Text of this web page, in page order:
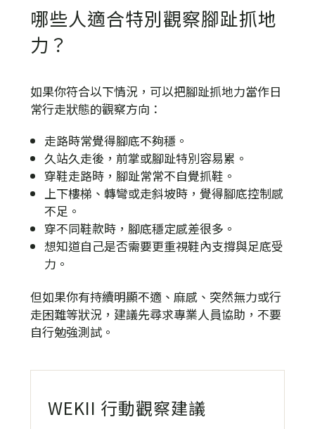
哪些人適合特別觀察腳趾抓地
力？
如果你符合以下情況，可以把腳趾抓地力當作日
常行走狀態的觀察方向：
走路時常覺得腳底不夠穩。
久站久走後，前掌或腳趾特別容易累。
穿鞋走路時，腳趾常常不自覺抓鞋。
上下樓梯、轉彎或走斜坡時，覺得腳底控制感
不足。
穿不同鞋款時，腳底穩定感差很多。
想知道自己是否需要更重視鞋內支撐與足底受
力。
但如果你有持續明顯不適、麻感、突然無力或行
走困難等狀況，建議先尋求專業人員協助，不要
自行勉強測試。
WEKII 行動觀察建議